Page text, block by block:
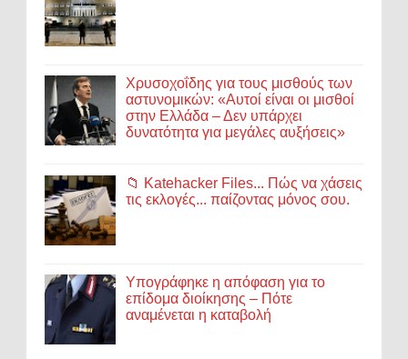
Χρυσοχοΐδης για τους μισθούς των
αστυνομικών: «Αυτοί είναι οι μισθοί
στην Ελλάδα – Δεν υπάρχει
δυνατότητα για μεγάλες αυξήσεις»
📁 Katehacker Files... Πώς να χάσεις
τις εκλογές... παίζοντας μόνος σου.
Υπογράφηκε η απόφαση για το
επίδομα διοίκησης – Πότε
αναμένεται η καταβολή